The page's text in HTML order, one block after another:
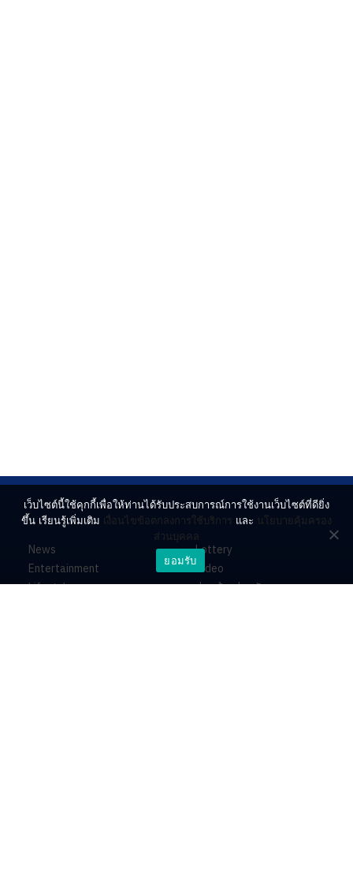
News
Entertainment
Lifestyle
Lottery
Video
ร่วมด้วยช่วยกัน
เว็บไซต์นี้ใช้คุกกี้เพื่อให้ท่านได้รับประสบการณ์การใช้งานเว็บไซต์ที่ดียิ่ง
ขึ้น เรียนรู้เพิ่มเติม เงื่อนไขข้อตกลงการใช้บริการ และ นโยบายคุ้มครอง
ส่วนบุคคล
ยอมรับ